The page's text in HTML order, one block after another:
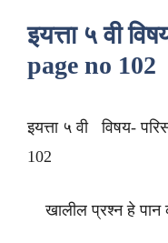
इयत्ता ५ वी
page no 102
इयत्ता ५ वी विषय-
102
खालील प्रश्न हे